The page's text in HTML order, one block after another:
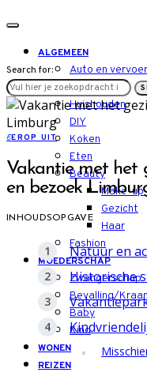
ALGEMEEN
Auto en vervoer
LIFESTYLE
Huishouden
DIY
Koken
Eten
Beauty
Make-up
Gezicht
Haar
Fashion
MOEDERSCHAP
Zwangerschap
Bevalling/
Baby
Kind
WONEN
REIZEN
Search for:
EEROP UIT
Vakantie met het
en bezoek
INHOUDSOPGAVE
Natuur en
Historische